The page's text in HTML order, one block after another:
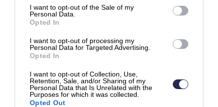
consent section.
I want to opt-out of the Sale of my
Personal Data.
Opted In
I want to opt-out of processing my
Personal Data for Targeted Advertising.
Opted In
I want to opt-out of Collection, Use,
Retention, Sale, and/or Sharing of my
Personal Data that Is Unrelated with the
Purposes for which it was collected.
Opted Out
– Jos asiakas soittaa meille, saamme
asiakastiedon Finago Ecomiin välittömästi,
Syötetään laskutustiedot sinne – ne on
kerralla oikein, niitä ei kysellä jälkikäteen, eli
siinä meillä säästyy jo tunti aikaa heti. Sen
jälkeen näpytetään Finago Ecomiin lähete,
mikä lähtee tekstiviestinä työntekijälle. Ei